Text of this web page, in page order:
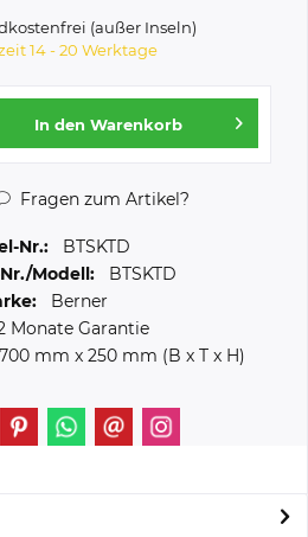
(außer Inseln)
14 - 20 Werktage
In den Warenkorb
Fragen zum Artikel?
Nr.:
BTSKTD
Modell:
BTSKTD
Berner
Monate Garantie
700 mm x 250 mm (B x T x H)